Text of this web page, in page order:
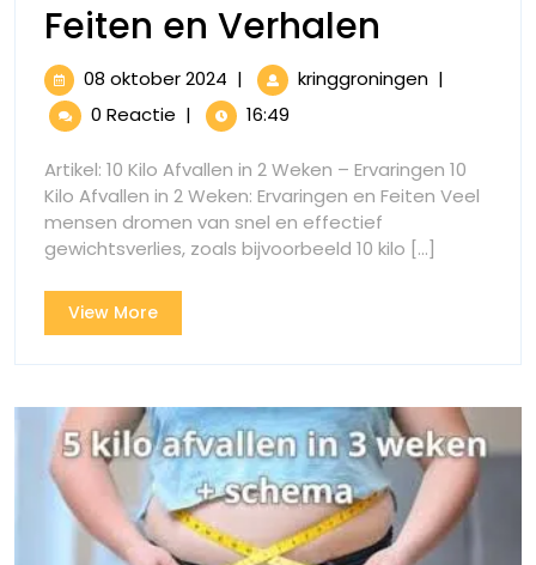
Feiten en Verhalen
met
kilo
afvallen
in
Feiten
en
08 oktober 2024 08
oktober
2024
| kringgroningenErvaringen
afvallen
in
2
weken:
|
0 Reactie | 16:49
Artikel: 10 Kilo Afvallen in 2 Weken – Ervaringen 10
Kilo Afvallen in 2 Weken: Ervaringen en Feiten Veel
mensen dromen van snel en effectief
gewichtsverlies, zoals bijvoorbeeld 10 kilo [...]
View MoreView
More